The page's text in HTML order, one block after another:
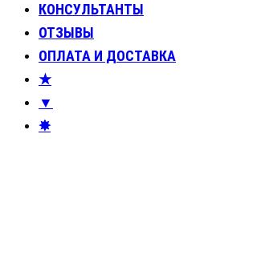
КОНСУЛЬТАНТЫ
ОТЗЫВЫ
ОПЛАТА И ДОСТАВКА
★
▼
✸